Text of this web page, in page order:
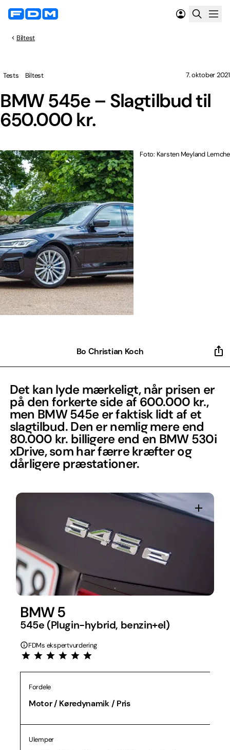
Biltest
BMW 545e – Slagtilbud til
650.000 kr.
Tests Biltest 7. oktober 2021
Foto: Karsten Meyland Lemche
Bo Christian Koch
Det kan lyde mærkeligt, når prisen er
på den forkerte side af 600.000 kr.,
men BMW 545e er faktisk lidt af et
slagtilbud. Den er nemlig mere end
80.000 kr. billigere end en BMW 530i
xDrive, som har færre kræfter og
dårligere præstationer.
BMW 5
545e (Plugin-hybrid, benzin+el)
FDMs ekspertvurdering
Fordele
Motor / Køredynamik / Pris
Ulemper